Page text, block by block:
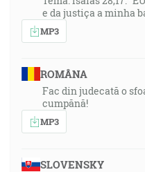
e da justiça a minha
MP3
ROMÂNA
Fac din judecată o
cumpănă!
MP3
SLOVENSKY